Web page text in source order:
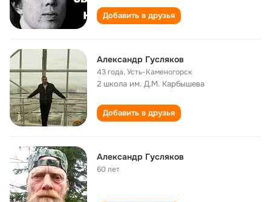
Добавить в друзья
Александр Гусляков
43 года,Усть-Каменогорск
2 школа им. Д.М. Карбышева
Добавить в друзья
Александр Гусляков
60 лет